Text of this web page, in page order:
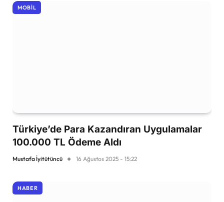
MOBIL
Türkiye’de Para Kazandıran Uygulamalar
100.000 TL Ödeme Aldı
Mustafa İyitütüncü 16 Ağustos 2025 - 15:22
HABER